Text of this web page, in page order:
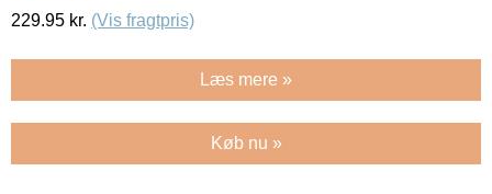
229.95 kr. (Vis fragtpris)
Læs mere »
Køb nu »